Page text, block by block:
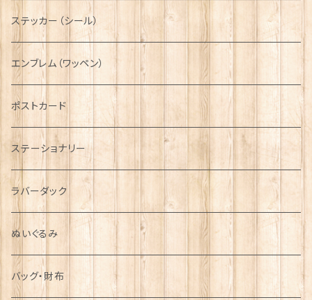
ニット帽
ボタンラップマフラー【Aran Traditions】
ファッションマスク
その他テーブルウェア
動物＆植物
国旗＆紋章
音楽＆楽器
運動＆人物
シンボル
NAVY
AIRFORCE
ARMY
ピューター
ステッカー（シール）
エンブレム（ワッペン）
ポストカード
ステーショナリー
ラバーダック
ぬいぐるみ
バッグ・財布